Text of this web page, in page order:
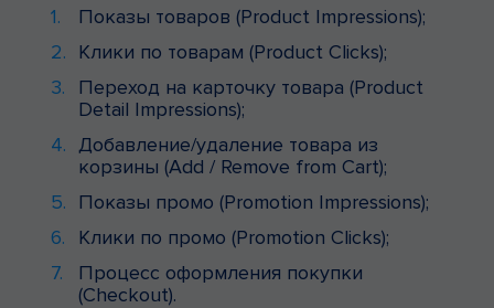
Показы товаров (Product Impressions);
Клики по товарам (Product Clicks);
Переход на карточку товара (Product
Detail Impressions);
Добавление/удаление товара из
корзины (Add / Remove from Cart);
Показы промо (Promotion Impressions);
Клики по промо (Promotion Clicks);
Процесс оформления покупки
(Checkout).